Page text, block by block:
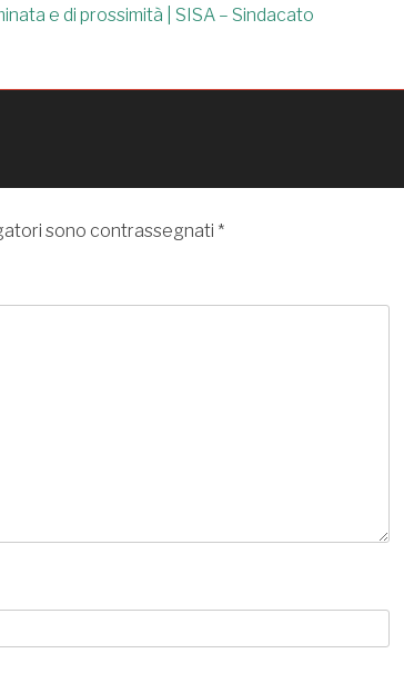
e di prossimità | SISA – Sindacato
sono contrassegnati *